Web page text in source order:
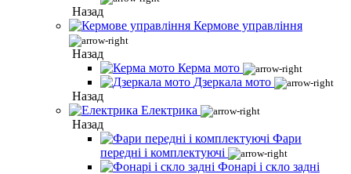
Назад
Кермове управління
Назад
Керма мото
Дзеркала мото
Назад
Електрика
Назад
Фари
передні і комплектуючі
Фонарі і скло задні